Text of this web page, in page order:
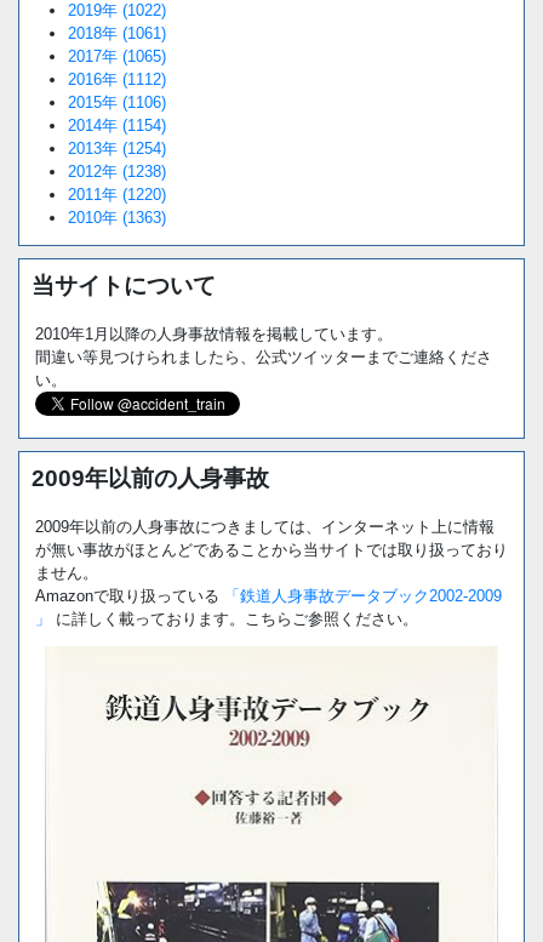
2019年 (1022)
2018年 (1061)
2017年 (1065)
2016年 (1112)
2015年 (1106)
2014年 (1154)
2013年 (1254)
2012年 (1238)
2011年 (1220)
2010年 (1363)
当サイトについて
2010年1月以降の人身事故情報を掲載しています。
間違い等見つけられましたら、公式ツイッターまでご連絡くださ
い。
2009年以前の人身事故
2009年以前の人身事故につきましては、インターネット上に情報
が無い事故がほとんどであることから当サイトでは取り扱っており
ません。
Amazonで取り扱っている
「鉄道人身事故データブック2002-2009
」
に詳しく載っております。こちらご参照ください。